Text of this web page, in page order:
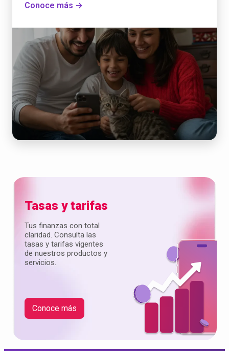
Conoce más →
Tasas y tarifas
Tus finanzas con total
claridad. Consulta las
tasas y tarifas vigentes
de nuestros productos y
servicios.
Conoce más